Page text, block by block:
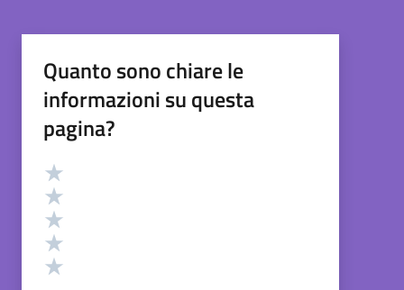
Quanto sono chiare le
informazioni su questa
pagina?
Valutazione